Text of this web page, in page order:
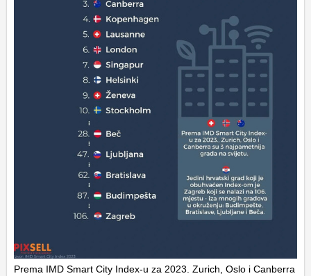
Prema IMD Smart City Index-u za 2023. Zurich, Oslo i Canberra